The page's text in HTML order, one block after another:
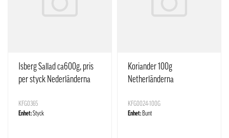
Isberg Sallad ca600g, pris
per styck Nederländerna
KFG0365
Enhet:Styck
Koriander 100g
Netherländerna
KFG0024-100G
Enhet: Bunt